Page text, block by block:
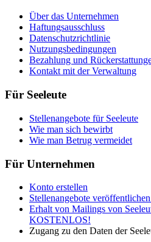
Über das Unternehmen
Haftungsausschluss
Datenschutzrichtlinie
Nutzungsbedingungen
Bezahlung und
Kontakt mit der Verwaltung
Für Seeleute
Stellenangebote für Seeleute
Wie man sich bewirbt
Wie man Betrug vermeidet
Für Unternehmen
Konto erstellen
Stellenangebote
Erhalt von Mailings von
KOSTENLOS!
Zugang zu den Daten der